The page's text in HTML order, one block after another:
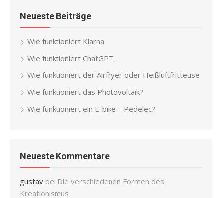
Neueste Beiträge
Wie funktioniert Klarna
Wie funktioniert ChatGPT
Wie funktioniert der Airfryer oder Heißluftfritteuse
Wie funktioniert das Photovoltaik?
Wie funktioniert ein E-bike – Pedelec?
Neueste Kommentare
gustav bei Die verschiedenen Formen des
Kreationismus